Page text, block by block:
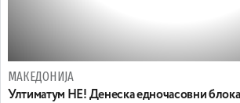
МАКЕДОНИЈА
Ултиматум НЕ! Денеска едночасовни